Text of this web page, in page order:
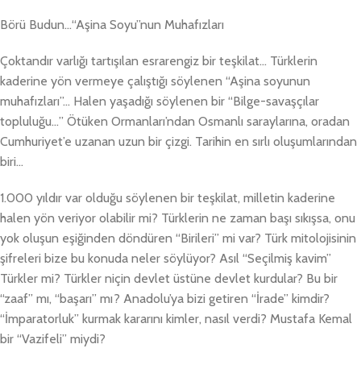
Börü Budun…“Aşina Soyu”nun Muhafızları
Çoktandır varlığı tartışılan esrarengiz bir teşkilat… Türklerin
kaderine yön vermeye çalıştığı söylenen “Aşina soyunun
muhafızları”… Halen yaşadığı söylenen bir “Bilge-savaşçılar
topluluğu…” Ötüken Ormanları’ndan Osmanlı saraylarına, oradan
Cumhuriyet’e uzanan uzun bir çizgi. Tarihin en sırlı oluşumlarından
biri…
1.000 yıldır var olduğu söylenen bir teşkilat, milletin kaderine
halen yön veriyor olabilir mi? Türklerin ne zaman başı sıkışsa, onu
yok oluşun eşiğinden döndüren “Birileri” mi var? Türk mitolojisinin
şifreleri bize bu konuda neler söylüyor? Asıl “Seçilmiş kavim”
Türkler mi? Türkler niçin devlet üstüne devlet kurdular? Bu bir
“zaaf” mı, “başarı” mı? Anadolu’ya bizi getiren “İrade” kimdir?
“İmparatorluk” kurmak kararını kimler, nasıl verdi? Mustafa Kemal
bir “Vazifeli” miydi?